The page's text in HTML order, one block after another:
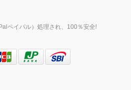
ペイパル）処理され、100％安全!